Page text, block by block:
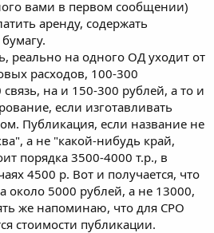
вами в первом сообщении)
аренду, содержать
реально на одного ОД уходит от
расходов, 100-300
на и 150-300 рублей, а то и
если изготавливать
Публикация, если название не
а не "какой-нибудь край,
порядка 3500-4000 т.р., в
4500 р. Вот и получается, что
около 5000 рублей, а не 13000,
же напоминаю, что для СРО
стоимости публикации.